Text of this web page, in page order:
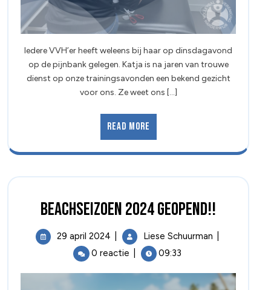
Iedere VVH’er heeft weleens bij haar op dinsdagavond
op de pijnbank gelegen. Katja is na jaren van trouwe
dienst op onze trainingsavonden een bekend gezicht
voor ons. Ze weet ons [...]
Read More
Beachseizoen 2024 geopend!!
29 april 2024 Liese Schuurman
0 reactie
09:33